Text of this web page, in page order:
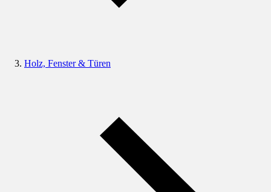
Holz, Fenster & Türen